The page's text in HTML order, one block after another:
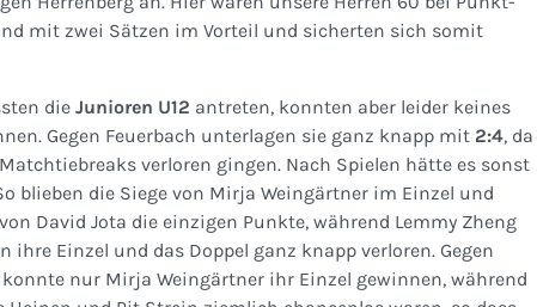
mit zwei Sätzen im Vorteil und sicherten sich somit
die Junioren U12 antreten, konnten aber leider keines
Gegen Feuerbach unterlagen sie ganz knapp mit 2:4, da
verloren gingen. Nach Spielen hätte es sonst
blieben die Siege von Mirja Weingärtner im Einzel und
David Jota die einzigen Punkte, während Lemmy Zheng
ihre Einzel und das Doppel ganz knapp verloren. Gegen
nur Mirja Weingärtner ihr Einzel gewinnen, während